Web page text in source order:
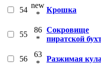
54
new
*
Крошка
55
86
*
Сокровище
пиратской
56
63
*
Разжимая